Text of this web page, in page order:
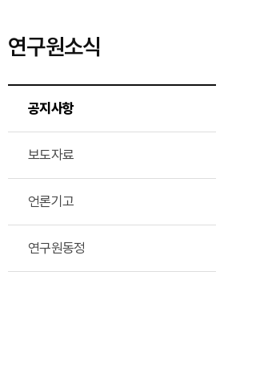
연구원소식
공지사항
보도자료
언론기고
연구원동정